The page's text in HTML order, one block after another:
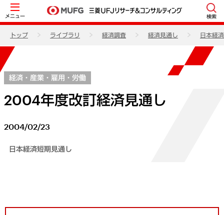
メニュー 検索
トップ ライブラリ 経済調査 経済見通し 日本経
経済・産業・雇用・労働
2004年度改訂経済見通し
2004/02/23
日本経済短期見通し